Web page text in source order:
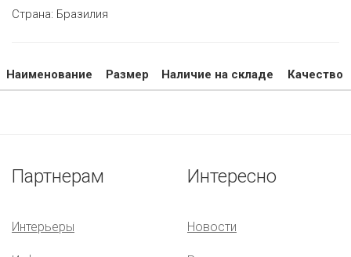
Страна: Бразилия
Наименование Размер Наличие на складе Качество
Партнерам
Интерьеры
Интересно
Новости